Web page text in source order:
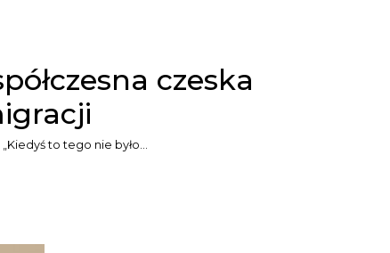
czeska
„Kiedyś to tego nie było…